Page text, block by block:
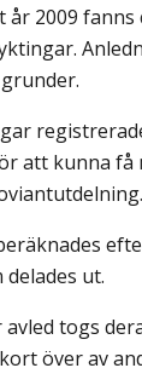
2009 fanns
att kunna få
ut.
togs
över av